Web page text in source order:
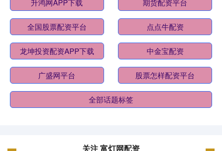
升鸿网APP下载 期货配资平台
全国股票配资平台 点点牛配资
龙坤投资配资APP下载 中金宝配资
广盛网平台 股票怎样配资平台
全部话题标签
关注 富灯网配资